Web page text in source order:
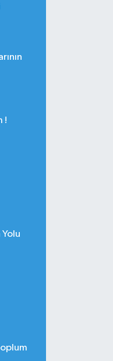
!
Yolu